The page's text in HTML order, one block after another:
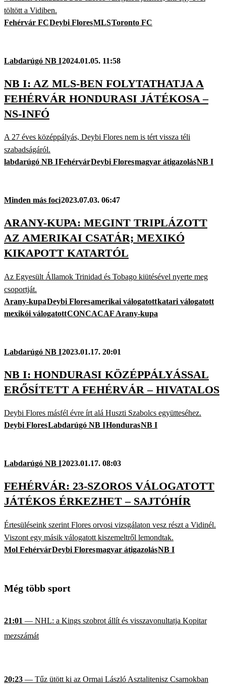
töltött a Vidiben.
Fehérvár FCDeybi FloresMLSToronto FC
Labdarúgó NB I2024.01.05. 11:58
NB I: AZ MLS-BEN FOLYTATHATJA A
FEHÉRVÁR HONDURASI JÁTÉKOSA –
NS-INFÓ
A 27 éves középpályás, Deybi Flores nem is tért vissza téli
szabadságáról.
labdarúgó NB IFehérvárDeybi Floresmagyar átigazolásNB I
Minden más foci2023.07.03. 06:47
ARANY-KUPA: MEGINT TRIPLÁZOTT
AZ AMERIKAI CSATÁR; MEXIKÓ
KIKAPOTT KATARTÓL
Az Egyesült Államok Trinidad és Tobago kiütésével nyerte meg
csoportját.
Arany-kupaDeybi Floresamerikai válogatottkatari válogatott
mexikói válogatottCONCACAF Arany-kupa
Labdarúgó NB I2023.01.17. 20:01
NB I: HONDURASI KÖZÉPPÁLYÁSSAL
ERŐSÍTETT A FEHÉRVÁR – HIVATALOS
Deybi Flores másfél évre írt alá Huszti Szabolcs együtteséhez.
Deybi FloresLabdarúgó NB IHondurasNB I
Labdarúgó NB I2023.01.17. 08:03
FEHÉRVÁR: 23-SZOROS VÁLOGATOTT
JÁTÉKOS ÉRKEZHET – SAJTÓHÍR
Értesüléseink szerint Flores orvosi vizsgálaton vesz részt a Vidinél.
Viszont egy másik válogatott kiszemeltről lemondtak.
Mol FehérvárDeybi Floresmagyar átigazolásNB I
Még több sport
21:01 — NHL: a Kings szobrot állít és visszavonultatja Kopitar
mezszámát
20:23 — Tűz ütött ki az Ormai László Asztalitenisz Csarnokban